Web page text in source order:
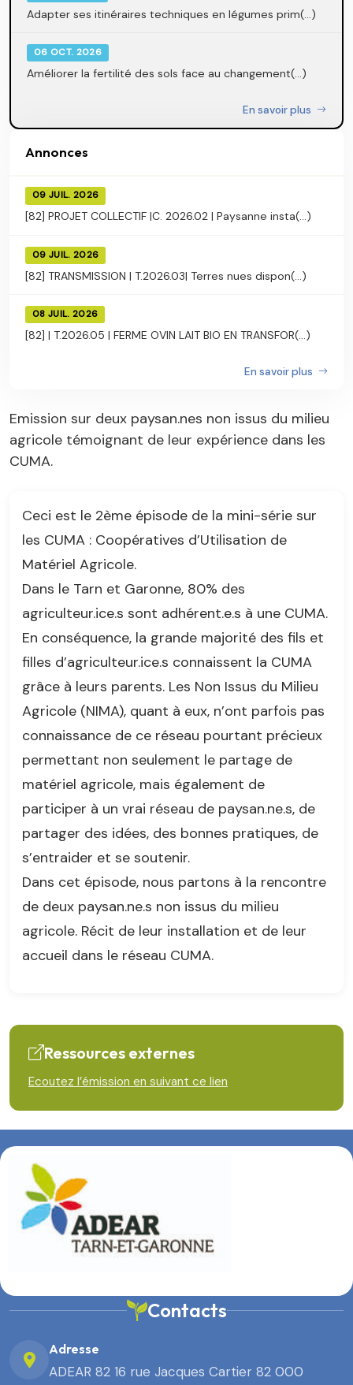
Adapter ses itinéraires techniques en légumes prim(...)
06 OCT. 2026
Améliorer la fertilité des sols face au changement(...)
En savoir plus
Annonces
09 JUIL. 2026
[82] PROJET COLLECTIF |C. 2026.02 | Paysanne insta(...)
09 JUIL. 2026
[82] TRANSMISSION | T.2026.03| Terres nues dispon(...)
08 JUIL. 2026
[82] | T.2026.05 | FERME OVIN LAIT BIO EN TRANSFOR(...)
En savoir plus
Emission sur deux paysan.nes non issus du milieu
agricole témoignant de leur expérience dans les
CUMA.
Ceci est le 2ème épisode de la mini-série sur
les CUMA : Coopératives d’Utilisation de
Matériel Agricole.
Dans le Tarn et Garonne, 80% des
agriculteur.ice.s sont adhérent.e.s à une CUMA.
En conséquence, la grande majorité des fils et
filles d’agriculteur.ice.s connaissent la CUMA
grâce à leurs parents. Les Non Issus du Milieu
Agricole (NIMA), quant à eux, n’ont parfois pas
connaissance de ce réseau pourtant précieux
permettant non seulement le partage de
matériel agricole, mais également de
participer à un vrai réseau de paysan.ne.s, de
partager des idées, des bonnes pratiques, de
s’entraider et se soutenir.
Dans cet épisode, nous partons à la rencontre
de deux paysan.ne.s non issus du milieu
agricole. Récit de leur installation et de leur
accueil dans le réseau CUMA.
Ressources externes
Ecoutez l’émission en suivant ce lien
Contacts
Adresse
ADEAR 82 16 rue Jacques Cartier 82 000